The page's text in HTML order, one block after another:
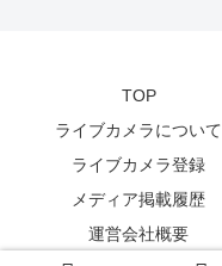
TOP
ライブカメラについて
ライブカメラ登録
メディア掲載履歴
運営会社概要